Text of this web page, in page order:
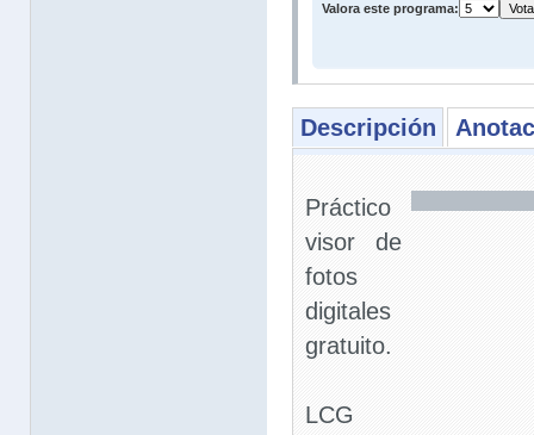
Valora este programa:
Descripción
Práctico
visor de
fotos
digitales
gratuito.
LCG